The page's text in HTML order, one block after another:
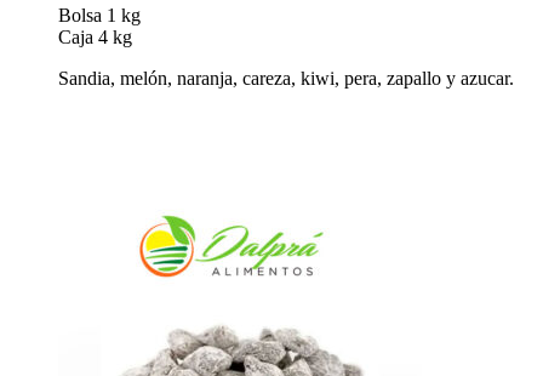
Bolsa 1 kg
Caja 4 kg
Sandia, melón, naranja, careza, kiwi, pera, zapallo y azucar.